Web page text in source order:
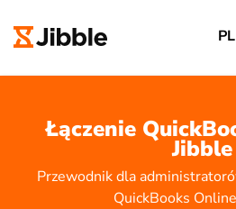
PL
Łączenie
Jibble
Przewodnik dla
QuickBooks